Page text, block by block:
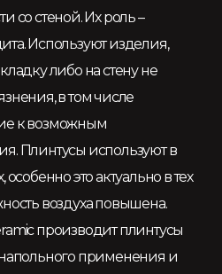
со стеной. Их роль –
Используют изделия,
либо на стену не
в том числе
к возможным
Плинтусы используют в
это актуально в тех
воздуха повышена.
производит плинтусы
применения и